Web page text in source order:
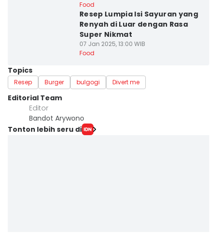
Food
Resep Lumpia Isi Sayuran yang
Renyah di Luar dengan Rasa
Super Nikmat
07 Jan 2025, 13:00 WIB
Food
Topics
Resep Burger bulgogi Divert me
Editorial Team
Editor
Bandot Arywono
Tonton lebih seru di